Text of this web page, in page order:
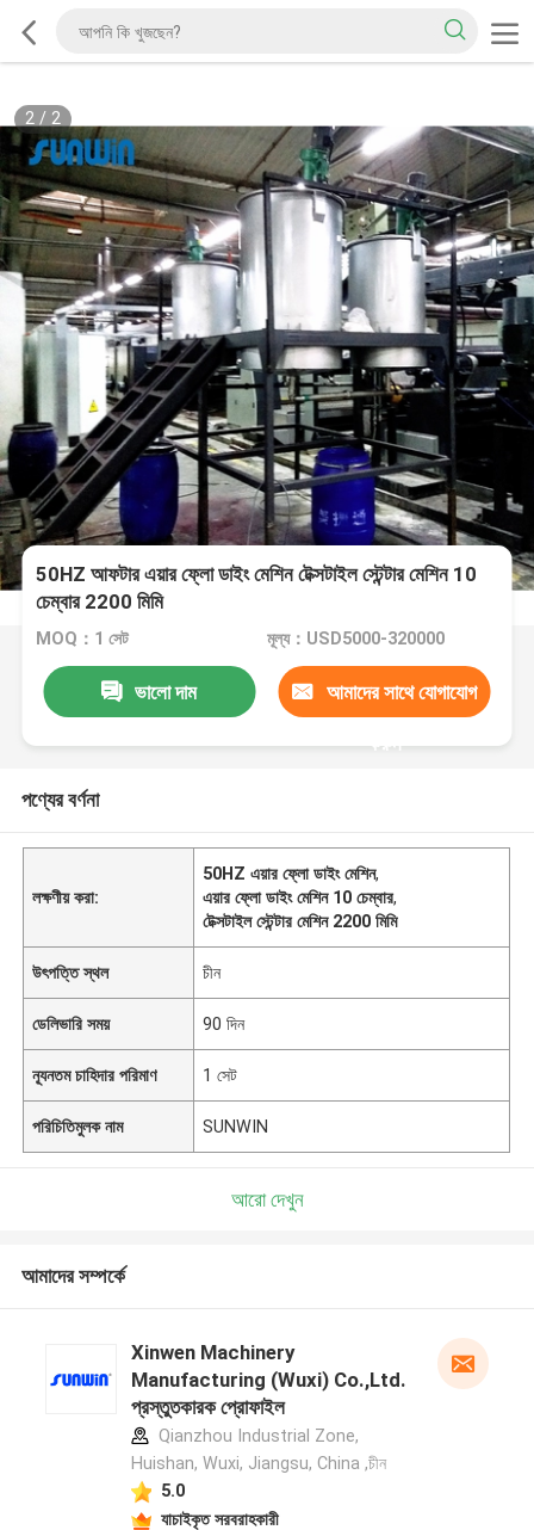
2/ 2
50HZ আফটার এয়ার ফ্লো ডাইং মেশিন টেক্সটাইল স্টেন্টার মেশিন 10
চেম্বার 2200 মিমি
MOQ：1 সেট মূল্য：USD5000-320000
ভালো দাম আমাদের সাথে যোগাযোগ
করুন
পণ্যের বর্ণনা
লক্ষণীয় করা:
50HZ এয়ার ফ্লো ডাইং মেশিন,
এয়ার ফ্লো ডাইং মেশিন 10 চেম্বার,
টেক্সটাইল স্টেন্টার মেশিন 2200 মিমি
উৎপত্তি স্থল চীন
ডেলিভারি সময় 90 দিন
ন্যূনতম চাহিদার পরিমাণ 1 সেট
পরিচিতিমুলক নাম SUNWIN
আরো দেখুন
আমাদের সম্পর্কে
Xinwen Machinery
Manufacturing (Wuxi) Co.,Ltd.
প্রস্তুতকারক প্রোফাইল
Qianzhou Industrial Zone,
Huishan, Wuxi, Jiangsu, China ,চীন
5.0
যাচাইকৃত সরবরাহকারী